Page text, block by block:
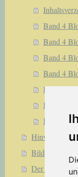
Band 4
Band 4
Band 4
Band 4
Band 4
Band 4
Band 4
Hinweise zu
Bilder: Mary
Der Verfasser